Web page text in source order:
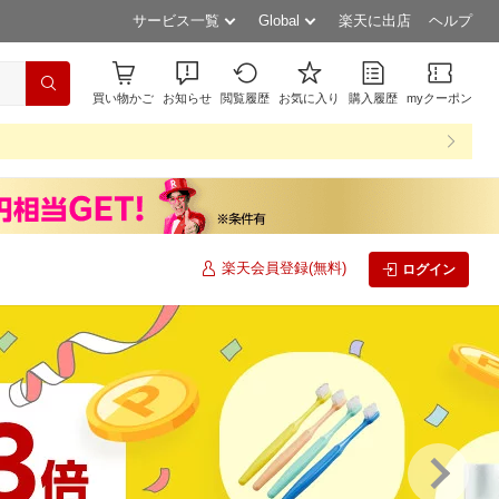
サービス一覧 Global 楽天に出店 ヘルプ
買い物かご お知らせ 閲覧履歴 お気に入り 購入履歴 myクーポン
楽天会員登録(無料) ログイン